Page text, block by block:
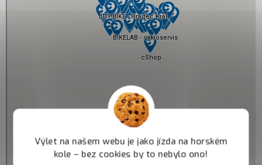
Výlet na našem webu je jako jízda na horském
kole – bez cookies by to nebylo ono!